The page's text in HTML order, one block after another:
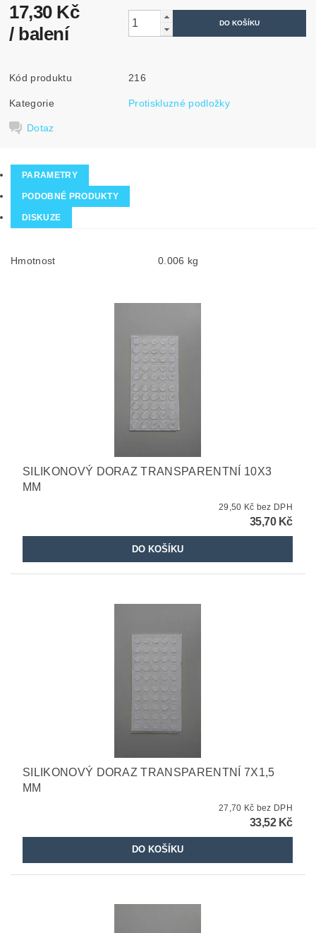
17,30 Kč
/ balení
Kód produktu 216
Kategorie Protiskluzné podložky
Dotaz
PARAMETRY
PODOBNÉ PRODUKTY
DISKUZE
Hmotnost 0.006 kg
SILIKONOVÝ DORAZ TRANSPARENTNÍ 10X3
MM
29,50 Kč bez DPH
35,70 Kč
SILIKONOVÝ DORAZ TRANSPARENTNÍ 7X1,5
MM
27,70 Kč bez DPH
33,52 Kč